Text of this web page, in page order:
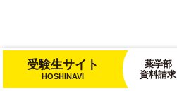
受験生サイト
HOSHINAVI
薬学部
資料請求